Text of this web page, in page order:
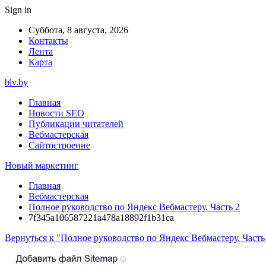
Sign in
Суббота, 8 августа, 2026
Контакты
Лента
Карта
blv.by
Главная
Новости SEO
Публикации читателей
Вебмастерская
Сайтостроение
Новый маркетинг
Главная
Вебмастерская
Полное руководство по Яндекс Вебмастеру. Часть 2
7f345a106587221a478a18892f1b31ca
Вернуться к "Полное руководство по Яндекс Вебмастеру.